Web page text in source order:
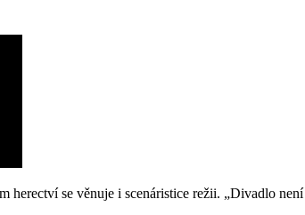
herectví se věnuje i scenáristice režii. „Divadlo